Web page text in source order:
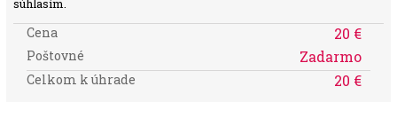
Cena 20 €
Poštovné Zadarmo
Celkom k úhrade 20 €